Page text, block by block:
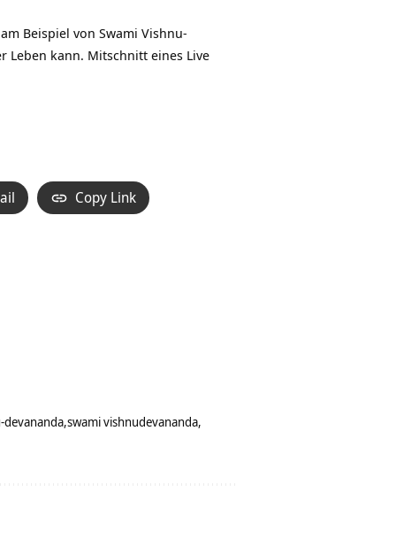
Beispiel von Swami Vishnu-
Leben kann. Mitschnitt eines Live
Copy Link
devananda swami vishnudevananda